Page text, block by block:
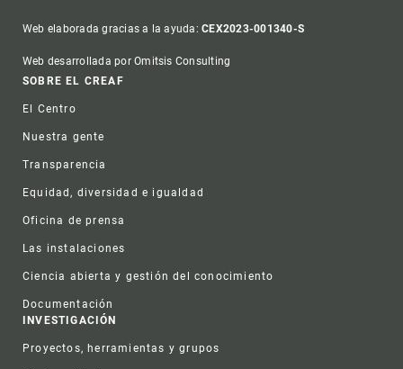
Web elaborada gracias a la ayuda:CEX2023-001340-S
Web desarrollada por Omitsis Consulting
Footer
SOBRE EL CREAF
El Centro
Nuestra gente
Transparencia
Equidad, diversidad e igualdad
Oficina de prensa
Las instalaciones
Ciencia abierta y gestión del conocimiento
Documentación
INVESTIGACIÓN
Proyectos, herramientas y grupos